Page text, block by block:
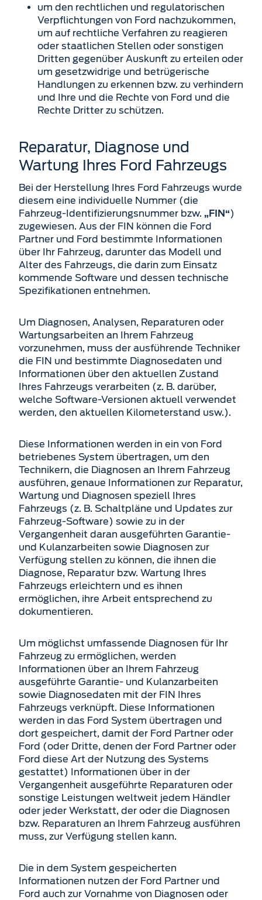
um den rechtlichen und regulatorischen
Verpflichtungen von Ford nachzukommen,
um auf rechtliche Verfahren zu reagieren
oder staatlichen Stellen oder sonstigen
Dritten gegenüber Auskunft zu erteilen oder
um gesetzwidrige und betrügerische
Handlungen zu erkennen bzw. zu verhindern
und Ihre und die Rechte von Ford und die
Rechte Dritter zu schützen.
Reparatur, Diagnose und
Wartung Ihres Ford Fahrzeugs
Bei der Herstellung Ihres Ford Fahrzeugs wurde
diesem eine individuelle Nummer (die
Fahrzeug-Identifizierungsnummer bzw. „FIN“)
zugewiesen. Aus der FIN können die Ford
Partner und Ford bestimmte Informationen
über Ihr Fahrzeug, darunter das Modell und
Alter des Fahrzeugs, die darin zum Einsatz
kommende Software und dessen technische
Spezifikationen entnehmen.
Um Diagnosen, Analysen, Reparaturen oder
Wartungsarbeiten an Ihrem Fahrzeug
vorzunehmen, muss der ausführende Techniker
die FIN und bestimmte Diagnosedaten und
Informationen über den aktuellen Zustand
Ihres Fahrzeugs verarbeiten (z. B. darüber,
welche Software-Versionen aktuell verwendet
werden, den aktuellen Kilometerstand usw.).
Diese Informationen werden in ein von Ford
betriebenes System übertragen, um den
Technikern, die Diagnosen an Ihrem Fahrzeug
ausführen, genaue Informationen zur Reparatur,
Wartung und Diagnosen speziell Ihres
Fahrzeugs (z. B. Schaltpläne und Updates zur
Fahrzeug-Software) sowie zu in der
Vergangenheit daran ausgeführten Garantie-
und Kulanzarbeiten sowie Diagnosen zur
Verfügung stellen zu können, die ihnen die
Diagnose, Reparatur bzw. Wartung Ihres
Fahrzeugs erleichtern und es ihnen
ermöglichen, ihre Arbeit entsprechend zu
dokumentieren.
Um möglichst umfassende Diagnosen für Ihr
Fahrzeug zu ermöglichen, werden
Informationen über an Ihrem Fahrzeug
ausgeführte Garantie- und Kulanzarbeiten
sowie Diagnosedaten mit der FIN Ihres
Fahrzeugs verknüpft. Diese Informationen
werden in das Ford System übertragen und
dort gespeichert, damit der Ford Partner oder
Ford (oder Dritte, denen der Ford Partner oder
Ford diese Art der Nutzung des Systems
gestattet) Informationen über in der
Vergangenheit ausgeführte Reparaturen oder
sonstige Leistungen weltweit jedem Händler
oder jeder Werkstatt, der oder die Diagnosen
bzw. Reparaturen an Ihrem Fahrzeug ausführen
muss, zur Verfügung stellen kann.
Die in dem System gespeicherten
Informationen nutzen der Ford Partner und
Ford auch zur Vornahme von Diagnosen oder